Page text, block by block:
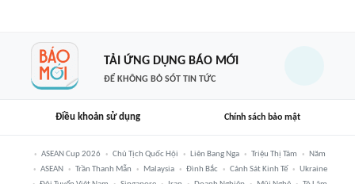
TẢI ỨNG DỤNG BÁO MỚI
ĐỂ KHÔNG BỎ SÓT TIN TỨC
Điều khoản sử dụng Chính sách bảo mật
ASEAN Cup 2026 Chủ Tịch Quốc Hội Liên Bang Nga Triệu Thị Tâm
Năm
ASEAN
Trần Thanh Mẫn Malaysia Đình Bắc Cảnh Sát Kinh Tế
Ukraine